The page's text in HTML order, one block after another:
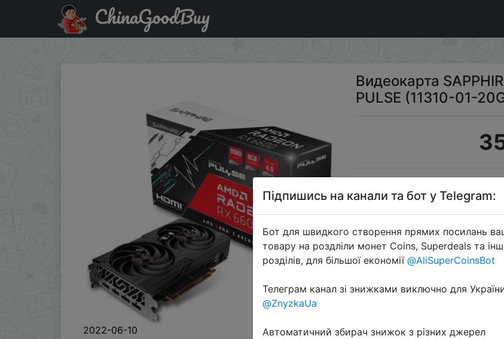
Придбати по знижці Видеокарта SAPPHIRE Radeon RX 6600 8192Mb PULSE (11310-01-20G)
ChinaGoodBuy
2022-06-10
Видеокарта
PULSE (11310-01-
Підпишись на канали та бот у Telegram:
Бот для швидкого створення прямих посилань
товару на роздліли монет Coins, Superdeals та
розділів, для більшої економії @AliSuperCoinsBot
Телеграм канал зі знижками виключно для
@ZnyzkaUa
Автоматичний збирач знижок з різних джерел